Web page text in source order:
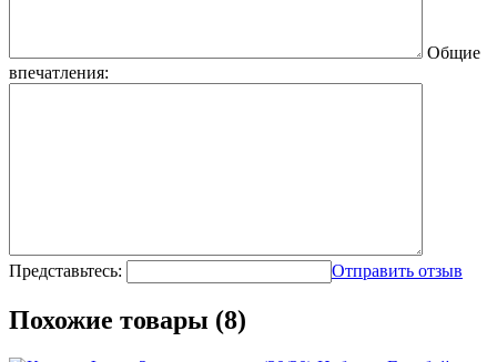
Общие
впечатления:
Представьтесь: Отправить отзыв
Похожие товары (8)